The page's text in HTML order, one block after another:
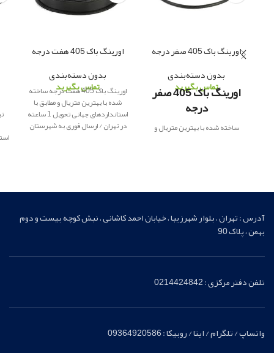
اورینگ باک 405 صفر درجه
بدون دسته‌بندی
تماس بگیریداورینگ باک 405 صفر
درجه
ساخته شده با بهترین متریال و
اورینگ باک 405 هفت درجه
بدون دسته‌بندی
تماس بگیرید
اورینگ باک 405 هفت درجه ساخته
شده با بهترین متریال و مطابق با
استانداردهای جهانی تحویل 1 ساعته
در تهران / ارسال فوری به شهرستان
آدرس : تهران ، بلوار شهرزیبا ، خیابان احمد کاشانی ، نبش کوچه بیست و دوم
بهمن ، پلاک 90
تلفن دفتر مرکزی : 0214424842
واتساپ / تلگرام / ایتا / روبیکا : 09364920586